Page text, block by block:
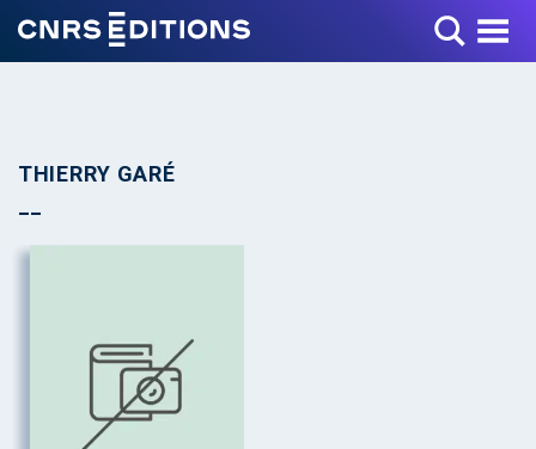
Toggle Menu
THIERRY GARÉ